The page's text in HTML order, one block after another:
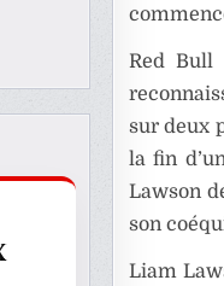
Red Bull
sur deux
la fin
Lawson
son
Liam